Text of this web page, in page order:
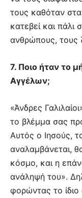
τους καθόταν
κατεβεί και πάλι
ανθρώπους, τους
7. Ποιο ήταν το
Αγγέλων;
«Άνδρες
το βλέμμα σας
Αυτός ο Ιησούς,
αναλαμβάνεται,
κόσμο, και η
ανάληψή του».
φορώντας το